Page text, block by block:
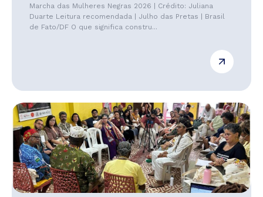
Marcha das Mulheres Negras 2026 | Crédito: Juliana
Duarte Leitura recomendada | Julho das Pretas | Brasil
de Fato/DF O que significa constru...